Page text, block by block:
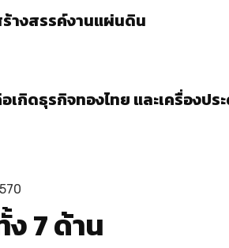
างสรรค์งานแผ่นดิน
เกิดธุรกิจทองไทย และเครื่องปร
7 ด้าน